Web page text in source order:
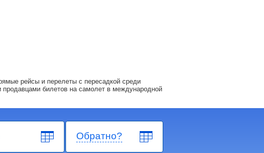
рейсы и перелеты с пересадкой среди
билетов на самолет в международной
Обратно?